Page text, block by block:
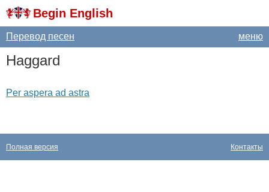
Begin English
меню
Перевод песен
Haggard
Per aspera ad astra
Контакты
Полная версия